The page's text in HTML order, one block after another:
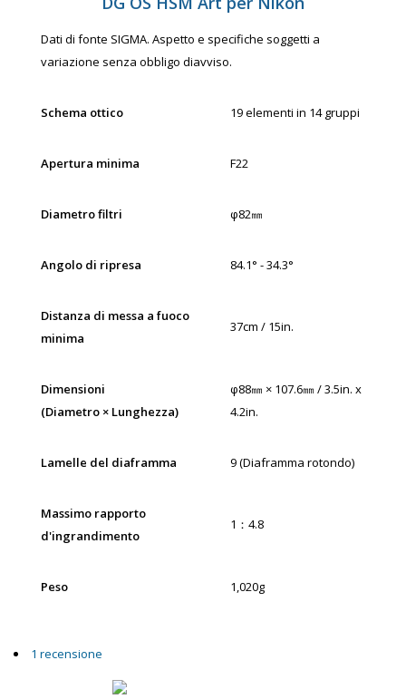
Dati di fonte SIGMA. Aspetto e specifiche soggetti a
variazione senza obbligo diavviso.
Schema ottico 19 elementi in 14 gruppi
Apertura minima F22
Diametro filtri φ82㎜
Angolo di ripresa 84.1°­ - 34.3°
Distanza di messa a fuoco
minima
37cm / 15in.
Dimensioni
(Diametro × Lunghezza)
φ88㎜ × 107.6㎜ / 3.5in. x
4.2in.
Lamelle del diaframma 9 (Diaframma rotondo)
Massimo rapporto
d'ingrandimento
1：4.8
Peso 1,020g
1 recensione